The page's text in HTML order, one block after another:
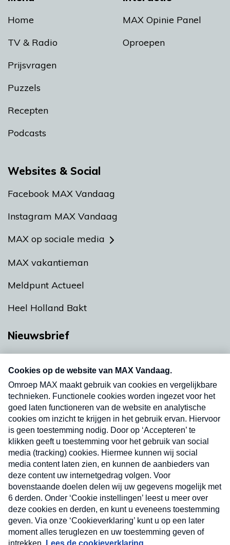
Home
TV & Radio
Prijsvragen
Puzzels
Recepten
Podcasts
MAX Opinie Panel
Oproepen
Websites & Social
Facebook MAX Vandaag
Instagram MAX Vandaag
MAX op sociale media
MAX vakantieman
Meldpunt Actueel
Heel Holland Bakt
Nieuwsbrief
Neem hier een gratis abonnement op onze
nieuwsbrief. Elke vrijdag- en dinsdagochtend in
uw mailbox.
Verzend
Nieuwsbrief
Neem hier een gratis abonnement op onze
nieuwsbrief. Elke vrijdag- en dinsdagochtend in uw